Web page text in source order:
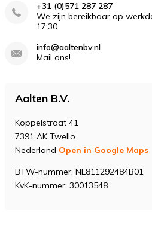
+31 (0)571 287 287
We zijn bereikbaar op
17:30
info@aaltenbv.nl
Mail ons!
Aalten B.V.
Koppelstraat 41
7391 AK Twello
Nederland Open in Google Maps
BTW-nummer: NL811292484B01
KvK-nummer: 30013548